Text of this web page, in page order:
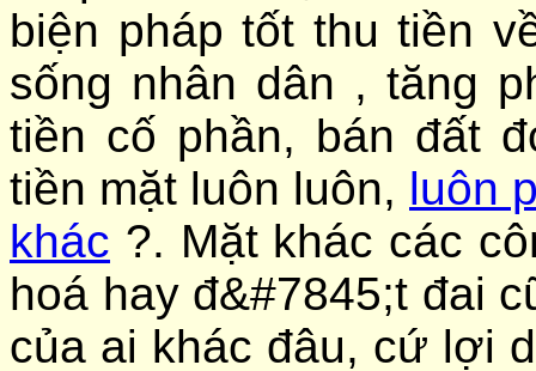
biện pháp tốt thu tiền
sống nhân dân , tăng
tiền cố phần, bán đất
tiền mặt luôn luôn, luôn
khác ?. Mặt khác các
hoá hay đ&#7845;t đai
của ai khác đâu, cứ lợi